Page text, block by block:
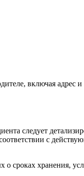
включая адрес
следует
с
о сроках хранения,